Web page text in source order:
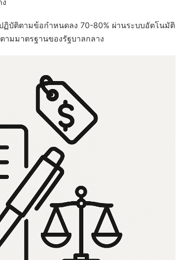
บัติตามข้อกำหนดลง 70-80% ผ่านระบบอัตโนมัติ
ามมาตรฐานของรัฐบาลกลาง